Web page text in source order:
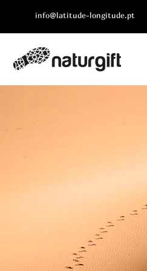
info@latitude-longitude.pt